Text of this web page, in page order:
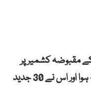
مقبوضہ کشمیر پر
ثالثی کے بیان پر بھارت کا غصہ کم نہ ہوا اور اس نے 30 جدید